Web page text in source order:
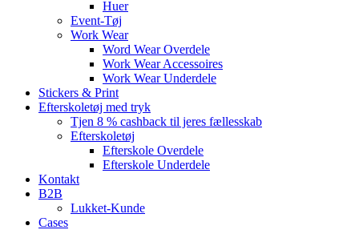
Huer
Event-Tøj
Work Wear
Word Wear Overdele
Work Wear Accessoires
Work Wear Underdele
Stickers & Print
Efterskoletøj med tryk
Tjen 8 % cashback til jeres fællesskab
Efterskoletøj
Efterskole Overdele
Efterskole Underdele
Kontakt
B2B
Lukket-Kunde
Cases